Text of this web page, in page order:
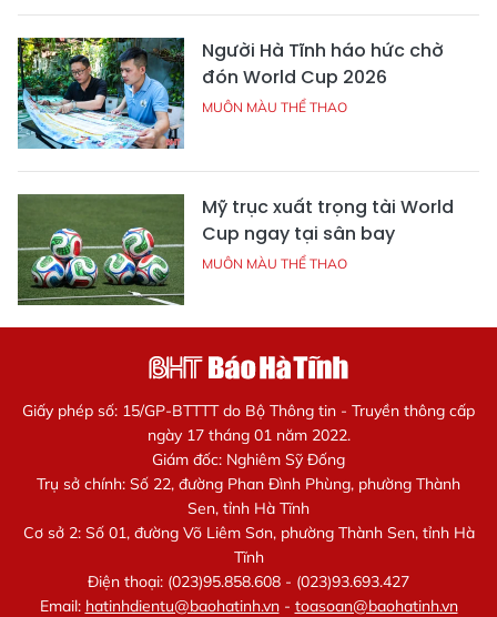
Người Hà Tĩnh háo hức chờ
đón World Cup 2026
MUÔN MÀU THỂ THAO
Mỹ trục xuất trọng tài World
Cup ngay tại sân bay
MUÔN MÀU THỂ THAO
Giấy phép số: 15/GP-BTTTT do Bộ Thông tin - Truyền thông cấp
ngày 17 tháng 01 năm 2022.
Giám đốc: Nghiêm Sỹ Đống
Trụ sở chính: Số 22, đường Phan Đình Phùng, phường Thành
Sen, tỉnh Hà Tĩnh
Cơ sở 2: Số 01, đường Võ Liêm Sơn, phường Thành Sen, tỉnh Hà
Tĩnh
Điện thoại: (023)95.858.608 - (023)93.693.427
Email: hatinhdientu@baohatinh.vn- toasoan@baohatinh.vn